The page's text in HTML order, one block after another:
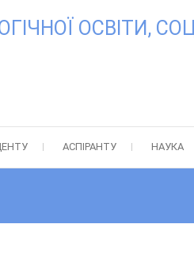
ОСВІТИ,
АСПІРАНТУ НАУКА